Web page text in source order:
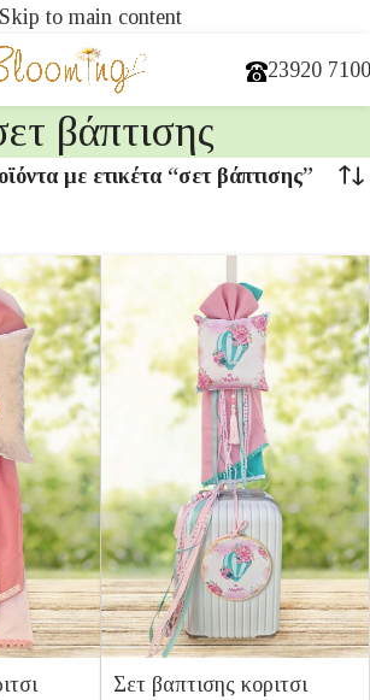
Skip to main content
23920
βάπτισης
με ετικέτα “σετ βάπτισης”
Σετ βαπτισης κοριτσι